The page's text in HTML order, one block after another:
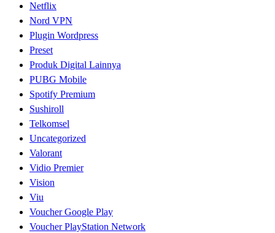
Netflix
Nord VPN
Plugin Wordpress
Preset
Produk Digital Lainnya
PUBG Mobile
Spotify Premium
Sushiroll
Telkomsel
Uncategorized
Valorant
Vidio Premier
Vision
Viu
Voucher Google Play
Voucher PlayStation Network